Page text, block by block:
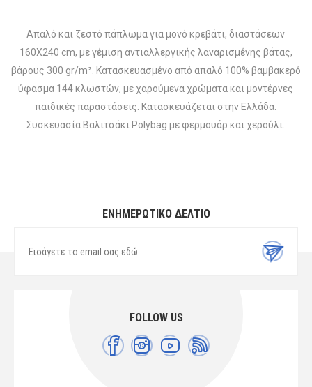
Απαλό και ζεστό πάπλωμα για μονό κρεβάτι, διαστάσεων
160X240 cm, με γέμιση αντιαλλεργικής λαναρισμένης βάτας,
βάρους 300 gr/m². Κατασκευασμένο από απαλό 100% βαμβακερό
ύφασμα 144 κλωστών, με χαρούμενα χρώματα και μοντέρνες
παιδικές παραστάσεις. Κατασκευάζεται στην Ελλάδα.
Συσκευασία Βαλιτσάκι Polybag με φερμουάρ και χερούλι.
ΕΝΗΜΕΡΩΤΙΚΌ ΔΕΛΤΊΟ
FOLLOW US